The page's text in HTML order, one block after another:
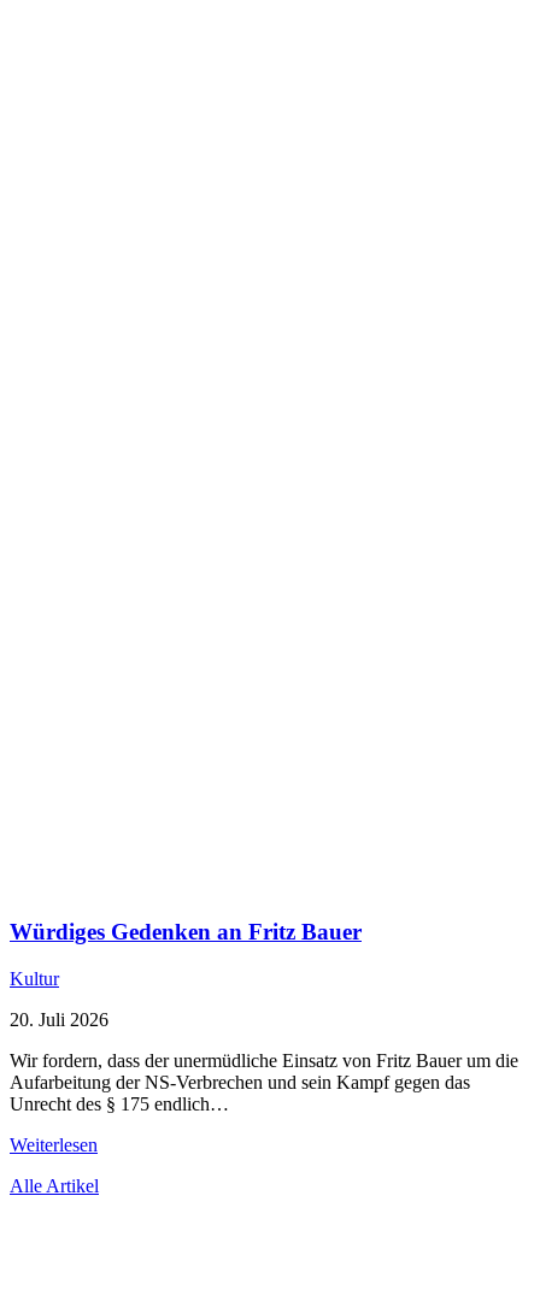
Würdiges Gedenken an Fritz Bauer
Kultur
20. Juli 2026
Wir fordern, dass der unermüdliche Einsatz von Fritz Bauer um die
Aufarbeitung der NS-Verbrechen und sein Kampf gegen das
Unrecht des § 175 endlich…
Weiterlesen
Alle Artikel